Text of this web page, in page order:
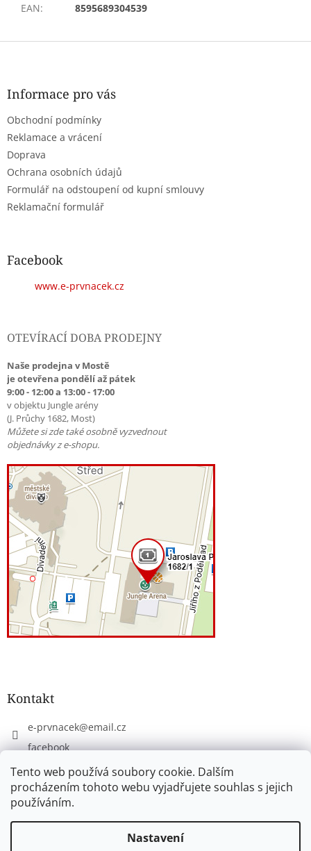
Tento web používá soubory cookie. Dalším
procházením tohoto webu vyjadřujete souhlas s jejich
používáním.
Nastavení
EAN: 8595689304539
Z
Informace pro vás
Obchodní podmínky
Reklamace a vrácení
Doprava
Ochrana osobních údajů
Formulář na odstoupení od kupní smlouvy
Reklamační formulář
Facebook
www.e-prvnacek.cz
OTEVÍRACÍ DOBA PRODEJNY
Naše prodejna v Mostě
je otevřena pondělí až pátek
9:00 - 12:00 a 13:00 - 17:00
v objektu Jungle arény
(J. Průchy 1682, Most)
Můžete si zde také osobně vyzvednout
objednávky z e-shopu.
Kontakt
e-prvnacek@email.cz
facebook
eprvnacek